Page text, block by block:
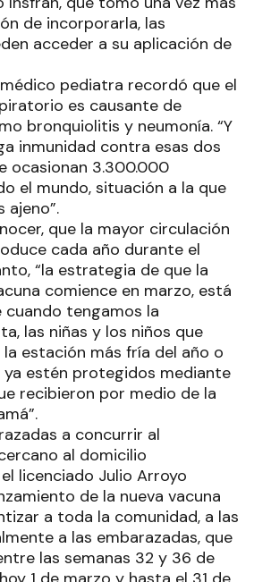
de incorporarla, las
acceder a su aplicación de
pediatra recordó que el
es causante de
bronquiolitis y neumonía. “Y
inmunidad contra esas dos
ocasionan 3.300.000
el mundo, situación a la que
ajeno”.
que la mayor circulación
cada año durante el
“la estrategia de que la
comience en marzo, está
cuando tengamos la
las niñas y los niños que
estación más fría del año o
ya estén protegidos mediante
recibieron por medio de la
a concurrir al
al domicilio
licenciado Julio Arroyo
de la nueva vacuna
a toda la comunidad, a las
a las embarazadas, que
las semanas 32 y 36 de